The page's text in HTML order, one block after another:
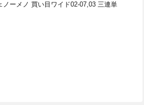
ーメノ 買い目ワイド02-07,03 三連単